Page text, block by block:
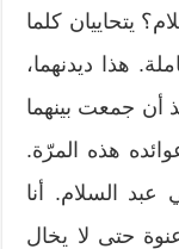
يتحاييان كلما
هذا ديدنهما،
أن جمعت بينهما
هذه المرّة.
السلام. أنا
حتى لا يخال